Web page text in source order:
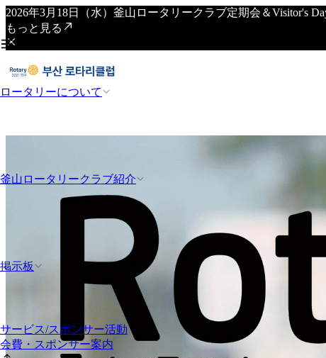
2026年3月18日（水）釜山ロータリークラブ定期会＆Visitor's
もっと見る
ロータリーについて
釜山ロータリークラブ紹介
掲示板
サービス/スポンサー活動
会費・スポンサー案内